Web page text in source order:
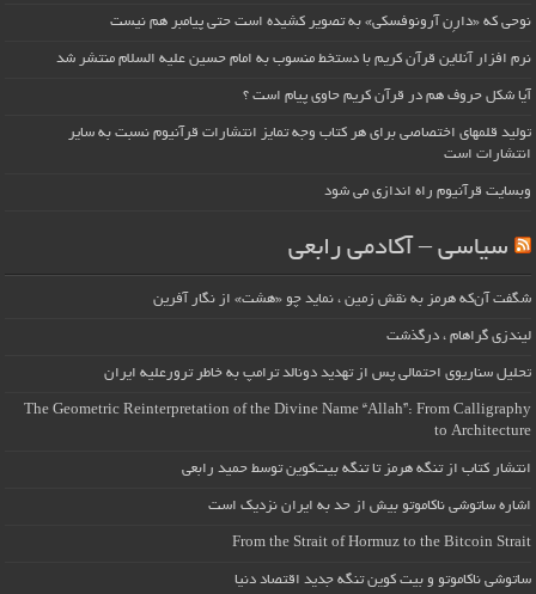
نوحی که «دارِن آرونوفسکی» به تصویر کشیده است حتی پیامبر هم نیست
نرم افزار آنلاین قرآن کریم با دستخط منسوب به امام حسین علیه السلام منتشر شد
آیا شکل حروف هم در قرآن کریم حاوی پیام است ؟
تولید قلمهای اختصاصی برای هر کتاب وجه تمایز انتشارات قرآنیوم نسبت به سایر
انتشارات است
وبسایت قرآنیوم راه اندازی می شود
سیاسی – آکادمی رابعی
شگفت آن‌که هرمز به نقش زمین ، نماید چو «هشت» از نگار آفرین
لیندزی گراهام ، درگذشت
تحلیل سناریوی احتمالی پس از تهدید دونالد ترامپ به خاطر ترورعلیه ایران
The Geometric Reinterpretation of the Divine Name “Allah”: From Calligraphy
to Architecture
انتشار کتاب از تنگه هرمز تا تنگه بیت‌کوین توسط حمید رابعی
اشاره ساتوشی ناکاموتو بیش از حد به ایران نزدیک است
From the Strait of Hormuz to the Bitcoin Strait
ساتوشی ناکاموتو و بیت کوین تنگه جدید اقتصاد دنیا